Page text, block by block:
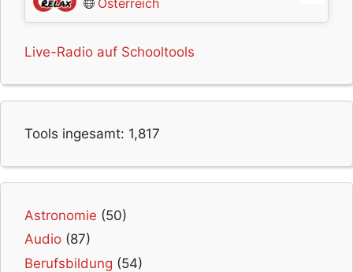
Live-Radio auf Schooltools
Tools ingesamt: 1,817
Astronomie (50)
Audio (87)
Berufsbildung (54)